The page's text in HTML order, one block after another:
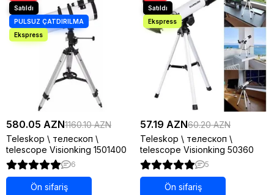
580.05 AZN1160.10 AZN
Teleskop \ телескоп \
telescope Visionking 1501400
6
Ön sifariş
57.19 AZN60.20 AZN
Teleskop \ телескоп \
telescope Visionking 50360
5
Ön sifariş